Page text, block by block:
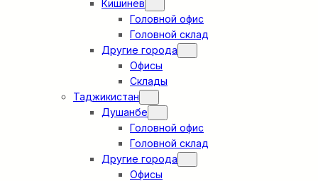
Кишинёв
Головной офис
Головной склад
Другие города
Офисы
Склады
Таджикистан
Душанбе
Головной офис
Головной склад
Другие города
Офисы